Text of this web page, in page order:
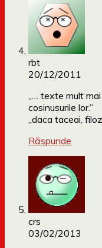
rbt
20/12/2011
„… texte mult
cosinusurile lor.”
„daca taceai,
Răspunde
crs
03/02/2013